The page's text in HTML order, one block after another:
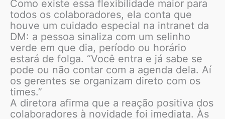
Como existe essa flexibilidade maior para
todos os colaboradores, ela conta que
houve um cuidado especial na intranet da
DM: a pessoa sinaliza com um selinho
verde em que dia, período ou horário
estará de folga. “Você entra e já sabe se
pode ou não contar com a agenda dela. Aí
os gerentes se organizam direto com os
times.”
A diretora afirma que a reação positiva dos
colaboradores à novidade foi imediata. Às